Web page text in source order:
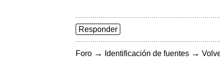
Responder
Foro → Identificación de fuentes →